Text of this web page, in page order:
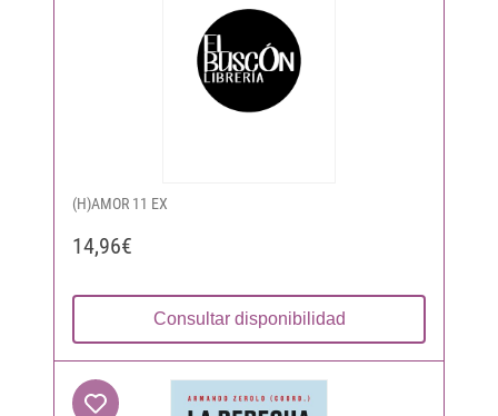
(H)AMOR 11 EX
14,96€
Consultar disponibilidad